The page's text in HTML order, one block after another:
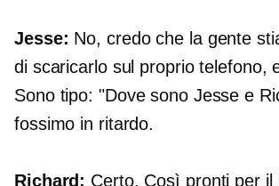
Jesse: No, credo che la gente
di scaricarlo sul proprio telefono,
Sono tipo: "Dove sono Jesse e
fossimo in ritardo.
Richard: Certo. Così pronti per il